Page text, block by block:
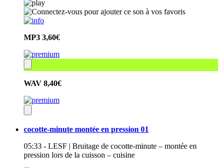
MP3 3,60€
WAV 8,40€
cocotte-minute montée en pression 01
05:33 - LESF | Bruitage de cocotte-minute – montée en
pression lors de la cuisson – cuisine